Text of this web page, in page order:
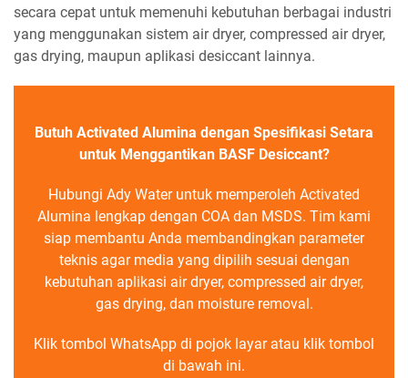
secara cepat untuk memenuhi kebutuhan berbagai industri
yang menggunakan sistem air dryer, compressed air dryer,
gas drying, maupun aplikasi desiccant lainnya.
Butuh Activated Alumina dengan Spesifikasi Setara
untuk Menggantikan BASF Desiccant?
Hubungi Ady Water untuk memperoleh Activated
Alumina lengkap dengan COA dan MSDS. Tim kami
siap membantu Anda membandingkan parameter
teknis agar media yang dipilih sesuai dengan
kebutuhan aplikasi air dryer, compressed air dryer,
gas drying, dan moisture removal.
Klik tombol WhatsApp di pojok layar atau klik tombol
di bawah ini.